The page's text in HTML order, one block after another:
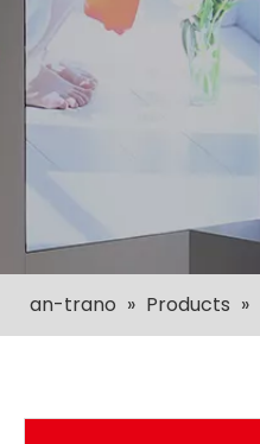
an-trano » Products »